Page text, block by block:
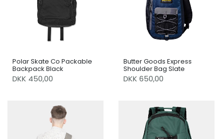
Polar Skate Co Packable
Backpack Black
DKK 450,00
Butter Goods Express
Shoulder Bag Slate
DKK 650,00